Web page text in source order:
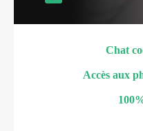
Chat
Accès aux